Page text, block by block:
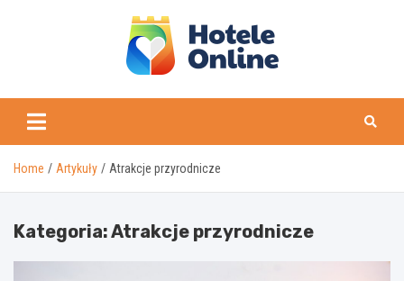
Home Artykuły Atrakcje przyrodnicze
Kategoria:Atrakcje przyrodnicze